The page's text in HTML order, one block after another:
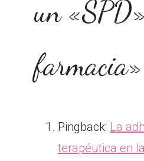
un
farmacia»
Pingback: La
terapéutica en